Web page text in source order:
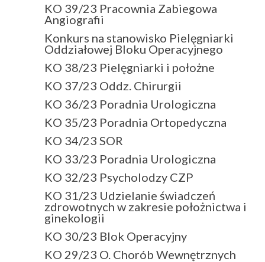
KO 39/23 Pracownia Zabiegowa
Angiografii
Konkurs na stanowisko Pielęgniarki
Oddziałowej Bloku Operacyjnego
KO 38/23 Pielęgniarki i położne
KO 37/23 Oddz. Chirurgii
KO 36/23 Poradnia Urologiczna
KO 35/23 Poradnia Ortopedyczna
KO 34/23 SOR
KO 33/23 Poradnia Urologiczna
KO 32/23 Psycholodzy CZP
KO 31/23 Udzielanie świadczeń
zdrowotnych w zakresie położnictwa i
ginekologii
KO 30/23 Blok Operacyjny
KO 29/23 O. Chorób Wewnętrznych